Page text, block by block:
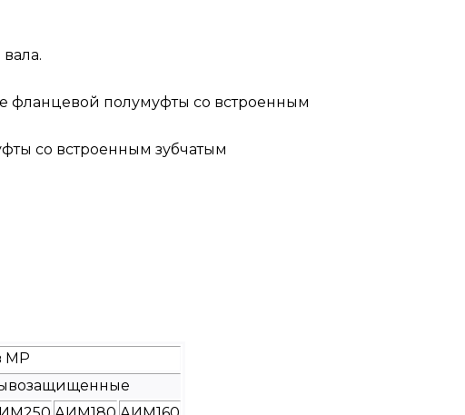
фланцевой полумуфты со встроенным
со встроенным зубчатым
МР